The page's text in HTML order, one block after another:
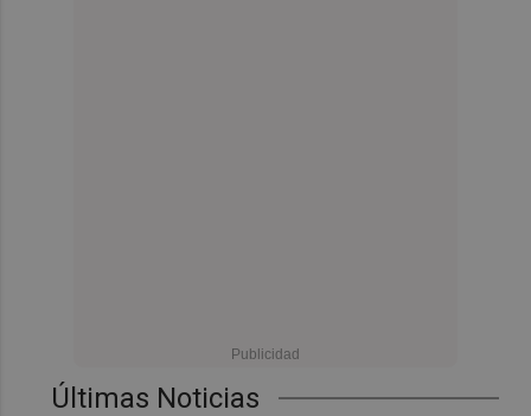
Últimas Noticias